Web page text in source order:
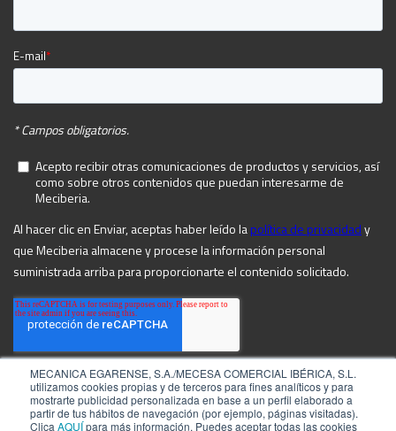
MECANICA EGARENSE, S.A./MECESA COMERCIAL IBÉRICA, S.L.
utilizamos cookies propias y de terceros para fines analíticos y para
mostrarte publicidad personalizada en base a un perfil elaborado a
partir de tus hábitos de navegación (por ejemplo, páginas visitadas).
Clica AQUÍpara más información. Puedes aceptar todas las cookies